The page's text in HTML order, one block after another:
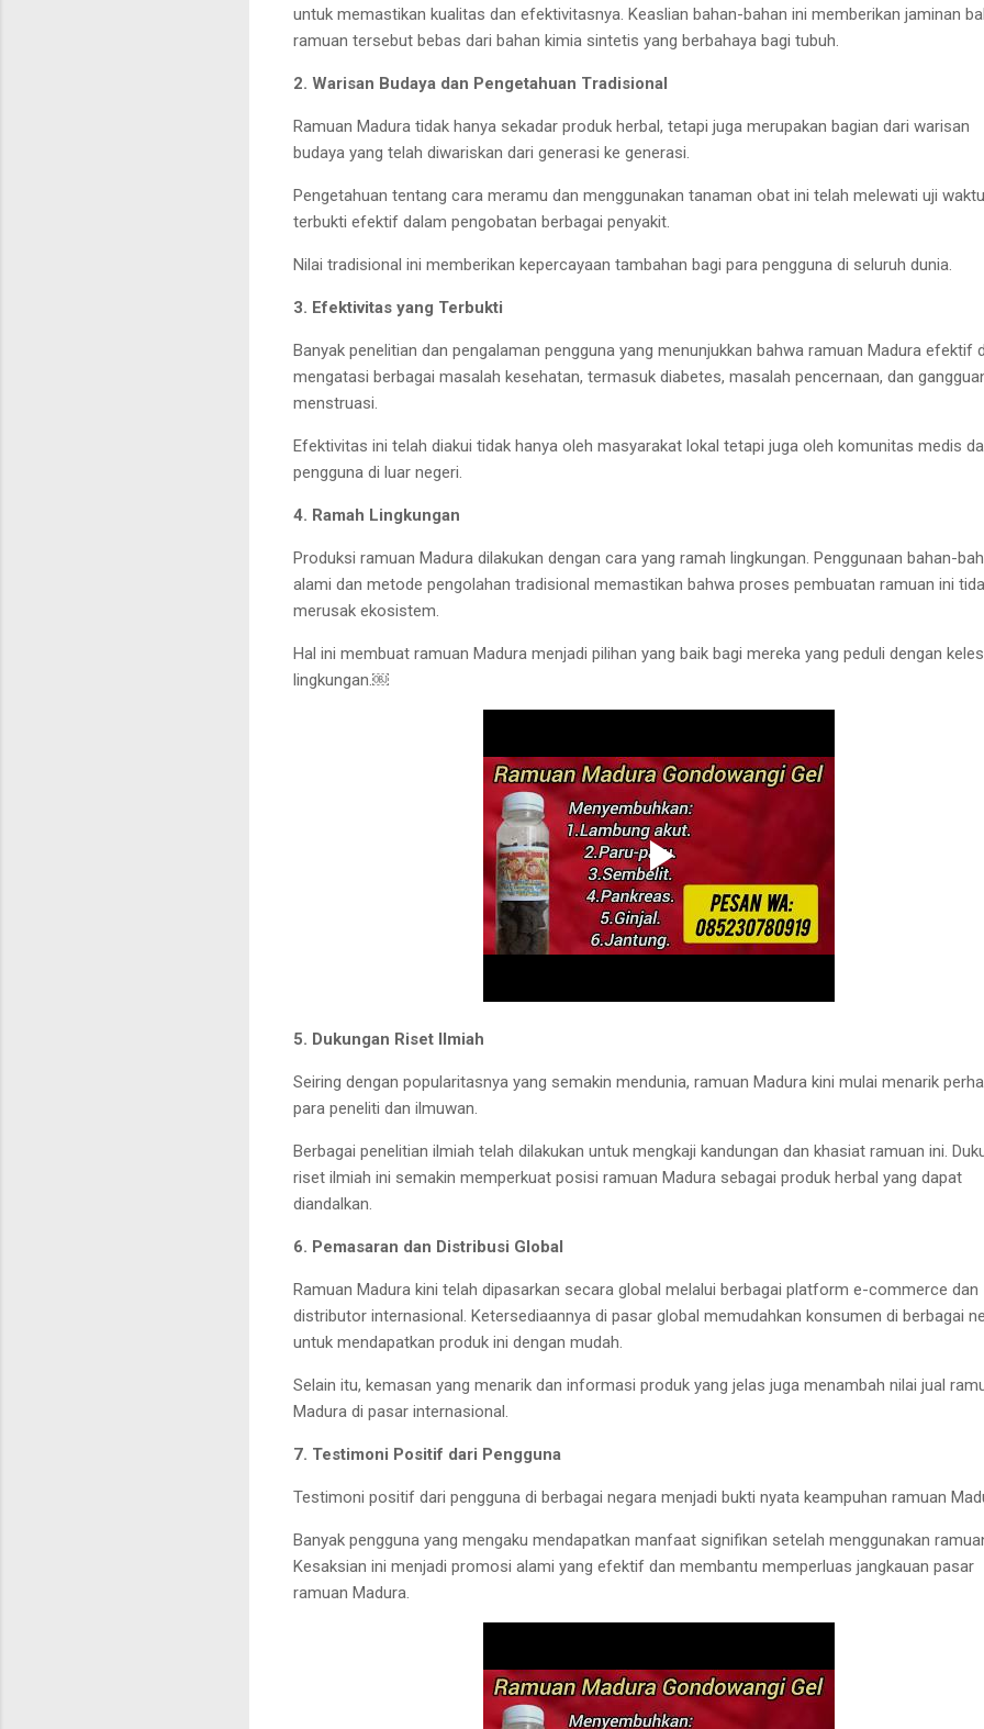
untuk memastikan kualitas dan efektivitasnya. Keaslian bahan-bahan ini memberikan jaminan
ramuan tersebut bebas dari bahan kimia sintetis yang berbahaya bagi tubuh.
2. Warisan Budaya dan Pengetahuan Tradisional
Ramuan Madura tidak hanya sekadar produk herbal, tetapi juga merupakan bagian dari warisan
budaya yang telah diwariskan dari generasi ke generasi.
Pengetahuan tentang cara meramu dan menggunakan tanaman obat ini telah melewati uji
terbukti efektif dalam pengobatan berbagai penyakit.
Nilai tradisional ini memberikan kepercayaan tambahan bagi para pengguna di seluruh dunia.
3. Efektivitas yang Terbukti
Banyak penelitian dan pengalaman pengguna yang menunjukkan bahwa ramuan Madura efektif
mengatasi berbagai masalah kesehatan, termasuk diabetes, masalah pencernaan, dan
menstruasi.
Efektivitas ini telah diakui tidak hanya oleh masyarakat lokal tetapi juga oleh komunitas medis
pengguna di luar negeri.
4. Ramah Lingkungan
Produksi ramuan Madura dilakukan dengan cara yang ramah lingkungan. Penggunaan bahan-
alami dan metode pengolahan tradisional memastikan bahwa proses pembuatan ramuan ini
merusak ekosistem.
Hal ini membuat ramuan Madura menjadi pilihan yang baik bagi mereka yang peduli dengan
lingkungan.￼
5. Dukungan Riset Ilmiah
Seiring dengan popularitasnya yang semakin mendunia, ramuan Madura kini mulai menarik
para peneliti dan ilmuwan.
Berbagai penelitian ilmiah telah dilakukan untuk mengkaji kandungan dan khasiat ramuan ini.
riset ilmiah ini semakin memperkuat posisi ramuan Madura sebagai produk herbal yang dapat
diandalkan.
6. Pemasaran dan Distribusi Global
Ramuan Madura kini telah dipasarkan secara global melalui berbagai platform e-commerce dan
distributor internasional. Ketersediaannya di pasar global memudahkan konsumen di berbagai
untuk mendapatkan produk ini dengan mudah.
Selain itu, kemasan yang menarik dan informasi produk yang jelas juga menambah nilai jual
Madura di pasar internasional.
7. Testimoni Positif dari Pengguna
Testimoni positif dari pengguna di berbagai negara menjadi bukti nyata keampuhan ramuan
Banyak pengguna yang mengaku mendapatkan manfaat signifikan setelah menggunakan
Kesaksian ini menjadi promosi alami yang efektif dan membantu memperluas jangkauan pasar
ramuan Madura.